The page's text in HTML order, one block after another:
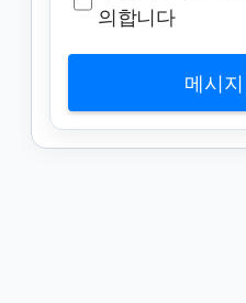
의합니다
메시